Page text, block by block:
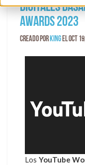
digitales
Awards 2023
Creado por King el Oct
Los YouTube